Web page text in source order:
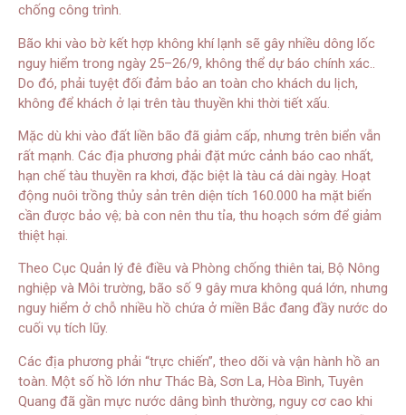
chống công trình.
Bão khi vào bờ kết hợp không khí lạnh sẽ gây nhiều dông lốc
nguy hiểm trong ngày 25–26/9, không thể dự báo chính xác..
Do đó, phải tuyệt đối đảm bảo an toàn cho khách du lịch,
không để khách ở lại trên tàu thuyền khi thời tiết xấu.
Mặc dù khi vào đất liền bão đã giảm cấp, nhưng trên biển vẫn
rất mạnh. Các địa phương phải đặt mức cảnh báo cao nhất,
hạn chế tàu thuyền ra khơi, đặc biệt là tàu cá dài ngày. Hoạt
động nuôi trồng thủy sản trên diện tích 160.000 ha mặt biển
cần được bảo vệ; bà con nên thu tỉa, thu hoạch sớm để giảm
thiệt hại.
Theo Cục Quản lý đê điều và Phòng chống thiên tai, Bộ Nông
nghiệp và Môi trường, bão số 9 gây mưa không quá lớn, nhưng
nguy hiểm ở chỗ nhiều hồ chứa ở miền Bắc đang đầy nước do
cuối vụ tích lũy.
Các địa phương phải “trực chiến”, theo dõi và vận hành hồ an
toàn. Một số hồ lớn như Thác Bà, Sơn La, Hòa Bình, Tuyên
Quang đã gần mực nước dâng bình thường, nguy cơ cao khi